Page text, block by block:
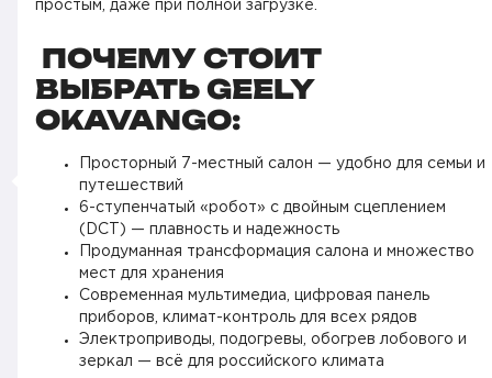
простым, даже при полной загрузке.
ПОЧЕМУ СТОИТ
ВЫБРАТЬ GEELY
OKAVANGO:
Просторный 7-местный салон — удобно для семьи и
путешествий
6-ступенчатый «робот» с двойным сцеплением
(DCT) — плавность и надежность
Продуманная трансформация салона и множество
мест для хранения
Современная мультимедиа, цифровая панель
приборов, климат-контроль для всех рядов
Электроприводы, подогревы, обогрев лобового и
зеркал — всё для российского климата